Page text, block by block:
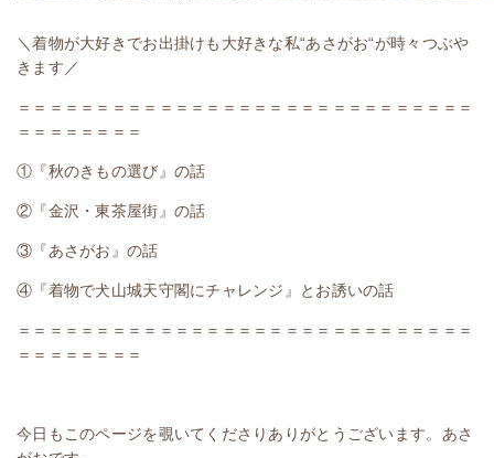
＼着物が大好きでお出掛けも大好きな私“あさがお“が時々つぶや
きます／
＝＝＝＝＝＝＝＝＝＝＝＝＝＝＝＝＝＝＝＝＝＝＝＝＝＝＝＝＝
＝＝＝＝＝＝＝＝
①『秋のきもの選び』の話
②『金沢・東茶屋街』の話
③『あさがお』の話
④『着物で犬山城天守閣にチャレンジ』とお誘いの話
＝＝＝＝＝＝＝＝＝＝＝＝＝＝＝＝＝＝＝＝＝＝＝＝＝＝＝＝＝
＝＝＝＝＝＝＝＝
今日もこのページを覗いてくださりありがとうございます。あさ